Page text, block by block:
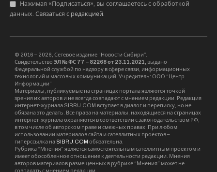
Нажимая «Подписаться», вы соглашаетесь с обработкой
данных. Связаться с редакцией.
© 2016 – 2026, Сетевое издание “Новости Сибири”.
Свидетельство ЭЛ № ФС 77 – 82268 от 23.11.2021, выдано
Федеральной службой по надзору в сфере связи, информационных
технологий и массовых коммуникаций. Учредитель: ООО “Центр
Информации”
Материалы, публикуемые на страницах портала являются точкой
зрения их авторов и не всегда совпадают с мнением редакции. Редакция
интернет-журнала SIBRU.COM вступает в диалог и переписку, но не
обязана это делать. Все права на материалы, находящиеся на страницах
интернет-журнала охраняются в соответствии с законодательством РФ,
в том числе об авторском праве и смежных правах. При любом
использовании материалов сайта и сателлитных проектов –
гиперссылка на SIBRU.COM обязательна.
Рубрика “Мнения” является самостоятельным сателлитным проектом и
имеет обособленное отношение к деятельности редакции. Мнения
авторов материалов размещенных в рубрике “Мнения” может не
совпадать с мнением редакции.